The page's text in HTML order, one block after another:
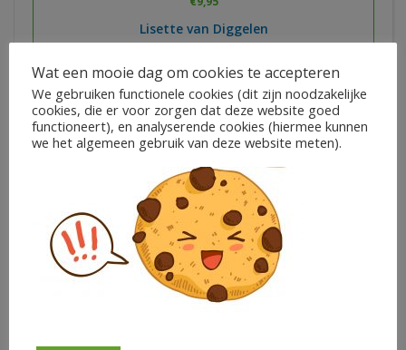
Lisette van Diggelen
In winkelwagen
Wat een mooie dag om cookies te accepteren
We gebruiken functionele cookies (dit zijn noodzakelijke
cookies, die er voor zorgen dat deze website goed
functioneert), en analyserende cookies (hiermee kunnen
we het algemeen gebruik van deze website meten).